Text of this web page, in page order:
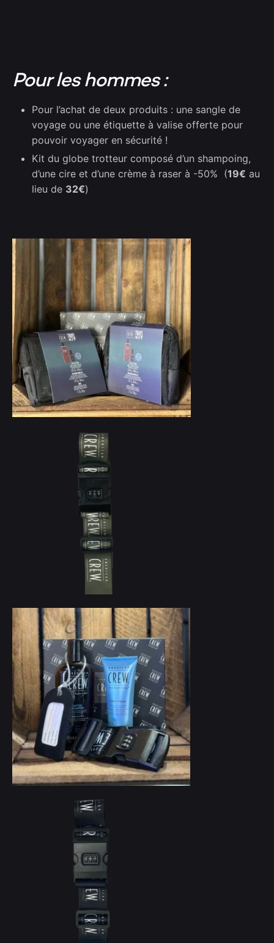
Pour les hommes :
Pour l’achat de deux produits : une sangle de
voyage ou une étiquette à valise offerte pour
pouvoir voyager en sécurité !
Kit du globe trotteur composé d’un shampoing,
d’une cire et d’une crème à raser à -50% (19€ au
lieu de 32€)